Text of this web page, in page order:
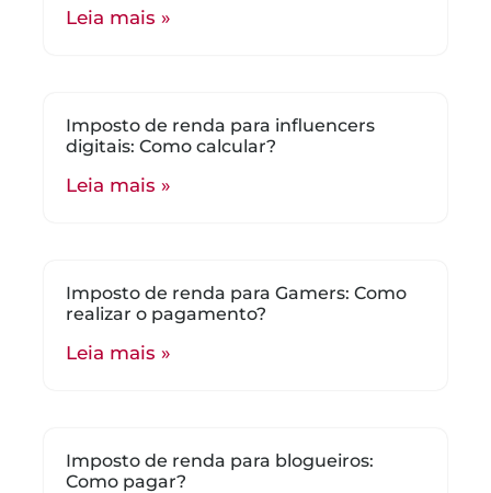
Leia mais »
Imposto de renda para influencers
digitais: Como calcular?
Leia mais »
Imposto de renda para Gamers: Como
realizar o pagamento?
Leia mais »
Imposto de renda para blogueiros:
Como pagar?